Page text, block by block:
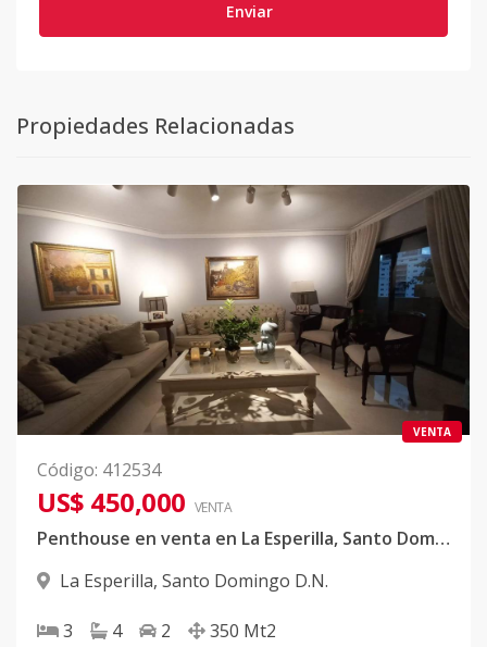
Enviar
Propiedades Relacionadas
VENTA
Código: 412534
US$ 450,000 VENTA
Penthouse en venta en La Esperilla, Santo Domingo D.N
La Esperilla, Santo Domingo D.N.
3 4 2 350 Mt2